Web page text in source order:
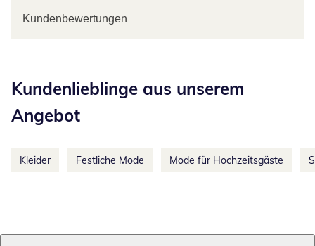
Kundenbewertungen
Kundenlieblinge aus unserem
Angebot
Kleider Festliche Mode Mode für Hochzeitsgäste